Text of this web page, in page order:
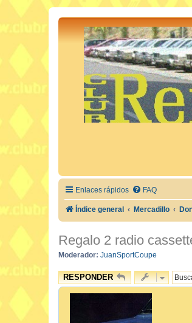
Enlaces rápidos FAQ
Índice general Mercadillo
Regalo 2 radio
Moderador: JuanSportCoupe
RESPONDER